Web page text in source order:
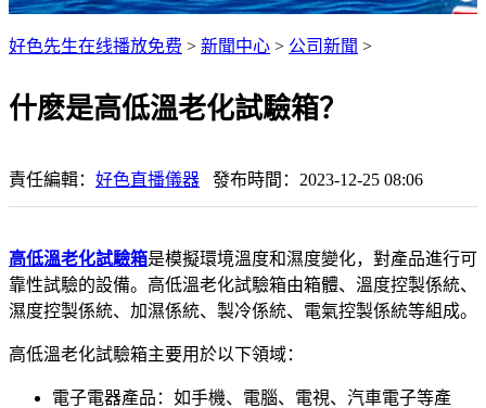
好色先生在线播放免费 > 新聞中心 > 公司新聞 >
什麽是高低溫老化試驗箱？
責任編輯： 好色直播儀器 發布時間：2023-12-25 08:06
高低溫老化試驗箱是模擬環境溫度和濕度變化，對產品進行可
靠性試驗的設備。高低溫老化試驗箱由箱體、溫度控製係統、
濕度控製係統、加濕係統、製冷係統、電氣控製係統等組成。
高低溫老化試驗箱主要用於以下領域：
電子電器產品：如手機、電腦、電視、汽車電子等產